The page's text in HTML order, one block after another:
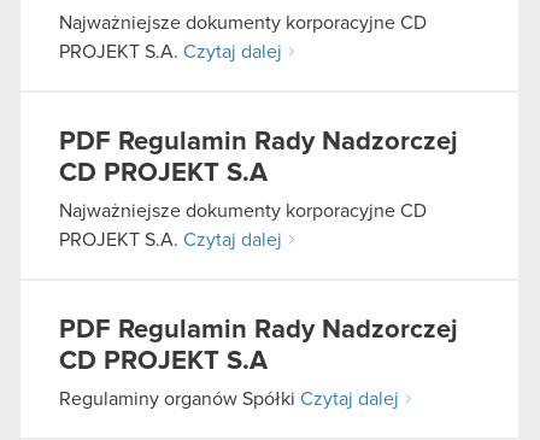
Najważniejsze dokumenty korporacyjne CD
PROJEKT S.A. Czytaj dalej
PDF Regulamin Rady Nadzorczej
CD PROJEKT S.A
Najważniejsze dokumenty korporacyjne CD
PROJEKT S.A. Czytaj dalej
PDF Regulamin Rady Nadzorczej
CD PROJEKT S.A
Regulaminy organów Spółki Czytaj dalej